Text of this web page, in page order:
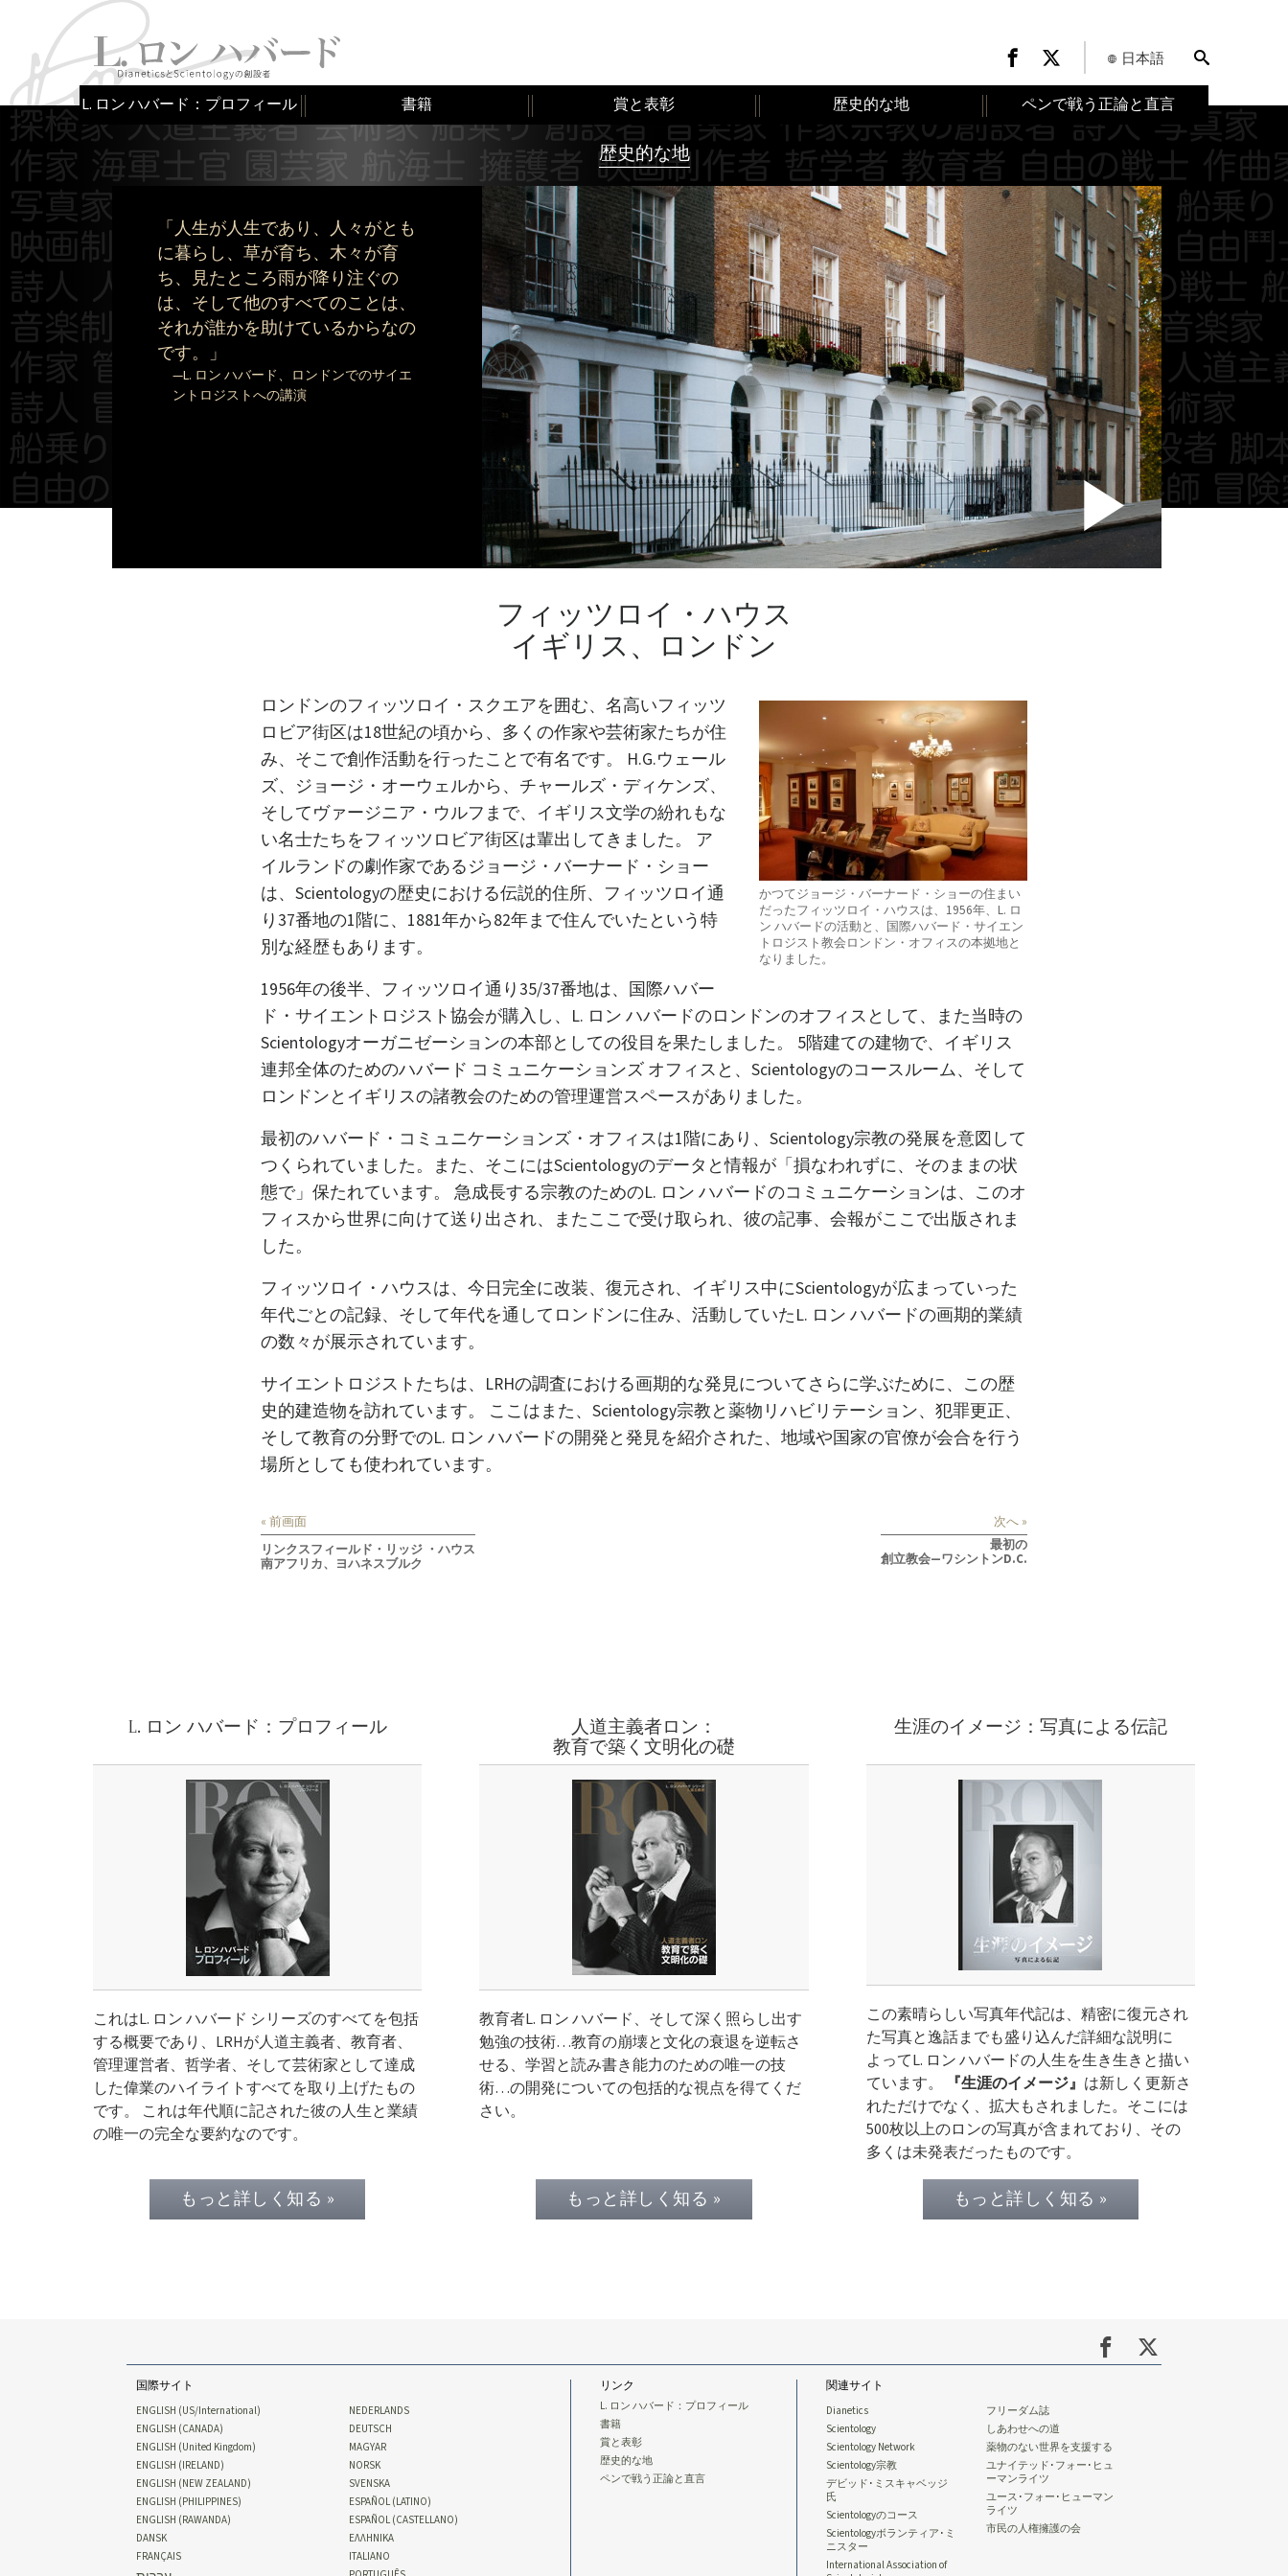
日本語
L. ロン ハバード：プロフィール 書籍 賞と表彰 歴史的な地 ペンで戦う正論と直言
歴史的な地
Play
「人生が人生であり、人々がとも
に暮らし、草が育ち、木々が育
ち、見たところ雨が降り注ぐの
は、そして他のすべてのことは、
それが誰かを助けているからなの
です。」
—L. ロン ハバード、ロンドンでのサイエ
ントロジストへの講演
フィッツロイ・ハウス
イギリス、ロンドン
かつてジョージ・バーナード・ショーの住まい
だったフィッツロイ・ハウスは、1956年、L. ロ
ン ハバードの活動と、国際ハバード・サイエン
トロジスト教会ロンドン・オフィスの本拠地と
なりました。
ロンドンのフィッツロイ・スクエアを囲む、名高いフィッツ
ロビア街区は18世紀の頃から、多くの作家や芸術家たちが住
み、そこで創作活動を行ったことで有名です。 H.G.ウェール
ズ、ジョージ・オーウェルから、チャールズ・ディケンズ、
そしてヴァージニア・ウルフまで、イギリス文学の紛れもな
い名士たちをフィッツロビア街区は輩出してきました。 ア
イルランドの劇作家であるジョージ・バーナード・ショー
は、Scientologyの歴史における伝説的住所、フィッツロイ通
り37番地の1階に、1881年から82年まで住んでいたという特
別な経歴もあります。
1956年の後半、フィッツロイ通り35/37番地は、国際ハバー
ド・サイエントロジスト協会が購入し、L. ロン ハバードのロンドンのオフィスとして、また当時の
Scientologyオーガニゼーションの本部としての役目を果たしました。 5階建ての建物で、イギリス
連邦全体のためのハバード コミュニケーションズ オフィスと、Scientologyのコースルーム、そして
ロンドンとイギリスの諸教会のための管理運営スペースがありました。
最初のハバード・コミュニケーションズ・オフィスは1階にあり、Scientology宗教の発展を意図して
つくられていました。また、そこにはScientologyのデータと情報が「損なわれずに、そのままの状
態で」保たれています。 急成長する宗教のためのL. ロン ハバードのコミュニケーションは、このオ
フィスから世界に向けて送り出され、またここで受け取られ、彼の記事、会報がここで出版されま
した。
フィッツロイ・ハウスは、今日完全に改装、復元され、イギリス中にScientologyが広まっていった
年代ごとの記録、そして年代を通してロンドンに住み、活動していたL. ロン ハバードの画期的業績
の数々が展示されています。
サイエントロジストたちは、LRHの調査における画期的な発見についてさらに学ぶために、この歴
史的建造物を訪れています。 ここはまた、Scientology宗教と薬物リハビリテーション、犯罪更正、
そして教育の分野でのL. ロン ハバードの開発と発見を紹介された、地域や国家の官僚が会合を行う
場所としても使われています。
« 前画面
リンクスフィールド・リッジ ・ハウス
南アフリカ、ヨハネスブルク
次へ »
最初の
創立教会—ワシントンD.C.
L. ロン ハバード：プロフィール
これはL. ロン ハバード シリーズのすべてを包括
する概要であり、LRHが人道主義者、教育者、
管理運営者、哲学者、そして芸術家として達成
した偉業のハイライトすべてを取り上げたもの
です。 これは年代順に記された彼の人生と業績
の唯一の完全な要約なのです。
もっと詳しく知る »
人道主義者ロン：
教育で築く文明化の礎
教育者L. ロン ハバード、そして深く照らし出す
勉強の技術…教育の崩壊と文化の衰退を逆転さ
せる、学習と読み書き能力のための唯一の技
術…の開発についての包括的な視点を得てくだ
さい。
もっと詳しく知る »
生涯のイメージ：写真による伝記
この素晴らしい写真年代記は、精密に復元され
た写真と逸話までも盛り込んだ詳細な説明に
よってL. ロン ハバードの人生を生き生きと描い
ています。
『生涯のイメージ』 は新しく更新さ
れただけでなく、拡大もされました。そこには
500枚以上のロンの写真が含まれており、その
多くは未発表だったものです。
もっと詳しく知る »
国際サイト
ENGLISH (US/International)
ENGLISH (CANADA)
ENGLISH (United Kingdom)
ENGLISH (IRELAND)
ENGLISH (NEW ZEALAND)
ENGLISH (PHILIPPINES)
ENGLISH (RAWANDA)
DANSK
FRANÇAIS
NEDERLANDS
DEUTSCH
MAGYAR
NORSK
SVENSKA
ESPAÑOL (LATINO)
ESPAÑOL (CASTELLANO)
ΕΛΛΗΝΙΚA
ITALIANO
リンク
L. ロン ハバード：プロフィール
書籍
賞と表彰
歴史的な地
ペンで戦う正論と直言
関連サイト
Dianetics
Scientology
Scientology Network
Scientology宗教
デビッド･ミスキャベッジ
氏
Scientologyのコース
Scientologyボランティア･ミ
ニスター
International Association of
フリーダム誌
しあわせへの道
薬物のない世界を支援する
ユナイテッド･フォー･ヒュ
ーマンライツ
ユース･フォー･ヒューマン
ライツ
市民の人権擁護の会